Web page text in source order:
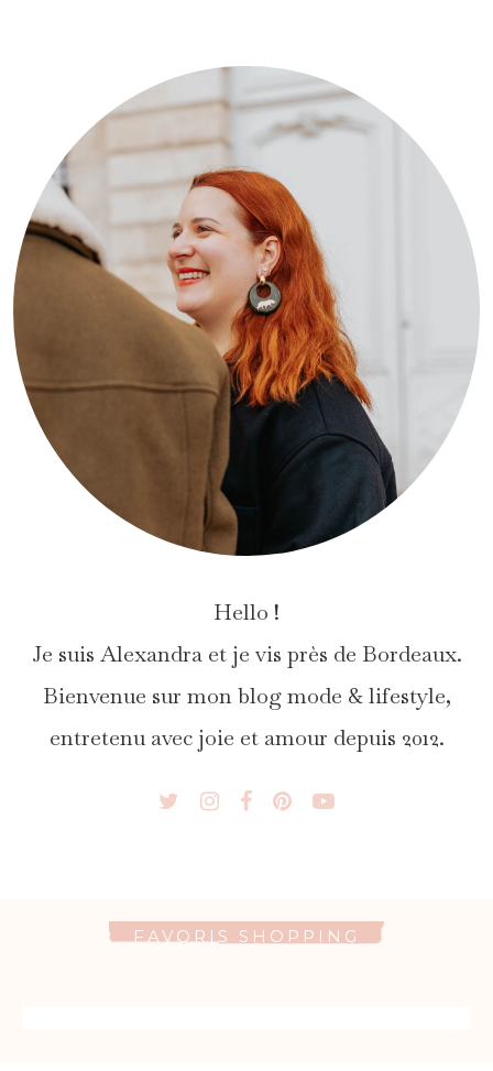
Hello !
Je suis Alexandra et je vis près de Bordeaux.
Bienvenue sur mon blog mode & lifestyle,
entretenu avec joie et amour depuis 2012.
FAVORIS SHOPPING